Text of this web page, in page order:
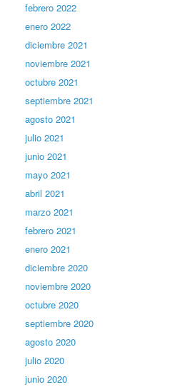
febrero 2022
enero 2022
diciembre 2021
noviembre 2021
octubre 2021
septiembre 2021
agosto 2021
julio 2021
junio 2021
mayo 2021
abril 2021
marzo 2021
febrero 2021
enero 2021
diciembre 2020
noviembre 2020
octubre 2020
septiembre 2020
agosto 2020
julio 2020
junio 2020